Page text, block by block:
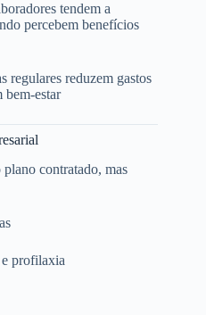
tendem a
percebem benefícios
regulares reduzem gastos
bem-estar
contratado, mas
profilaxia